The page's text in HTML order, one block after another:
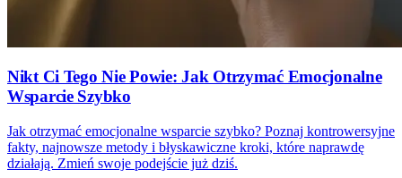
Nikt Ci Tego Nie Powie: Jak Otrzymać Emocjonalne
Wsparcie Szybko
Jak otrzymać emocjonalne wsparcie szybko? Poznaj kontrowersyjne
fakty, najnowsze metody i błyskawiczne kroki, które naprawdę
działają. Zmień swoje podejście już dziś.